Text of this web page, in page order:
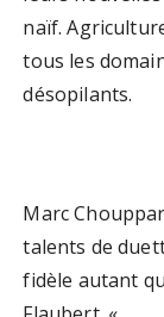
naïf.
tous les
désopilants.
Marc
talents de
fidèle autant